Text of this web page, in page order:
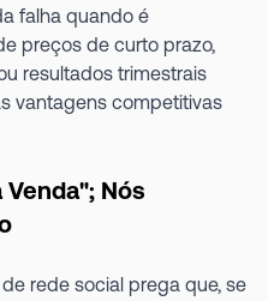
falha quando é
preços de curto prazo,
resultados trimestrais
vantagens competitivas
Nós
rede social prega que, se